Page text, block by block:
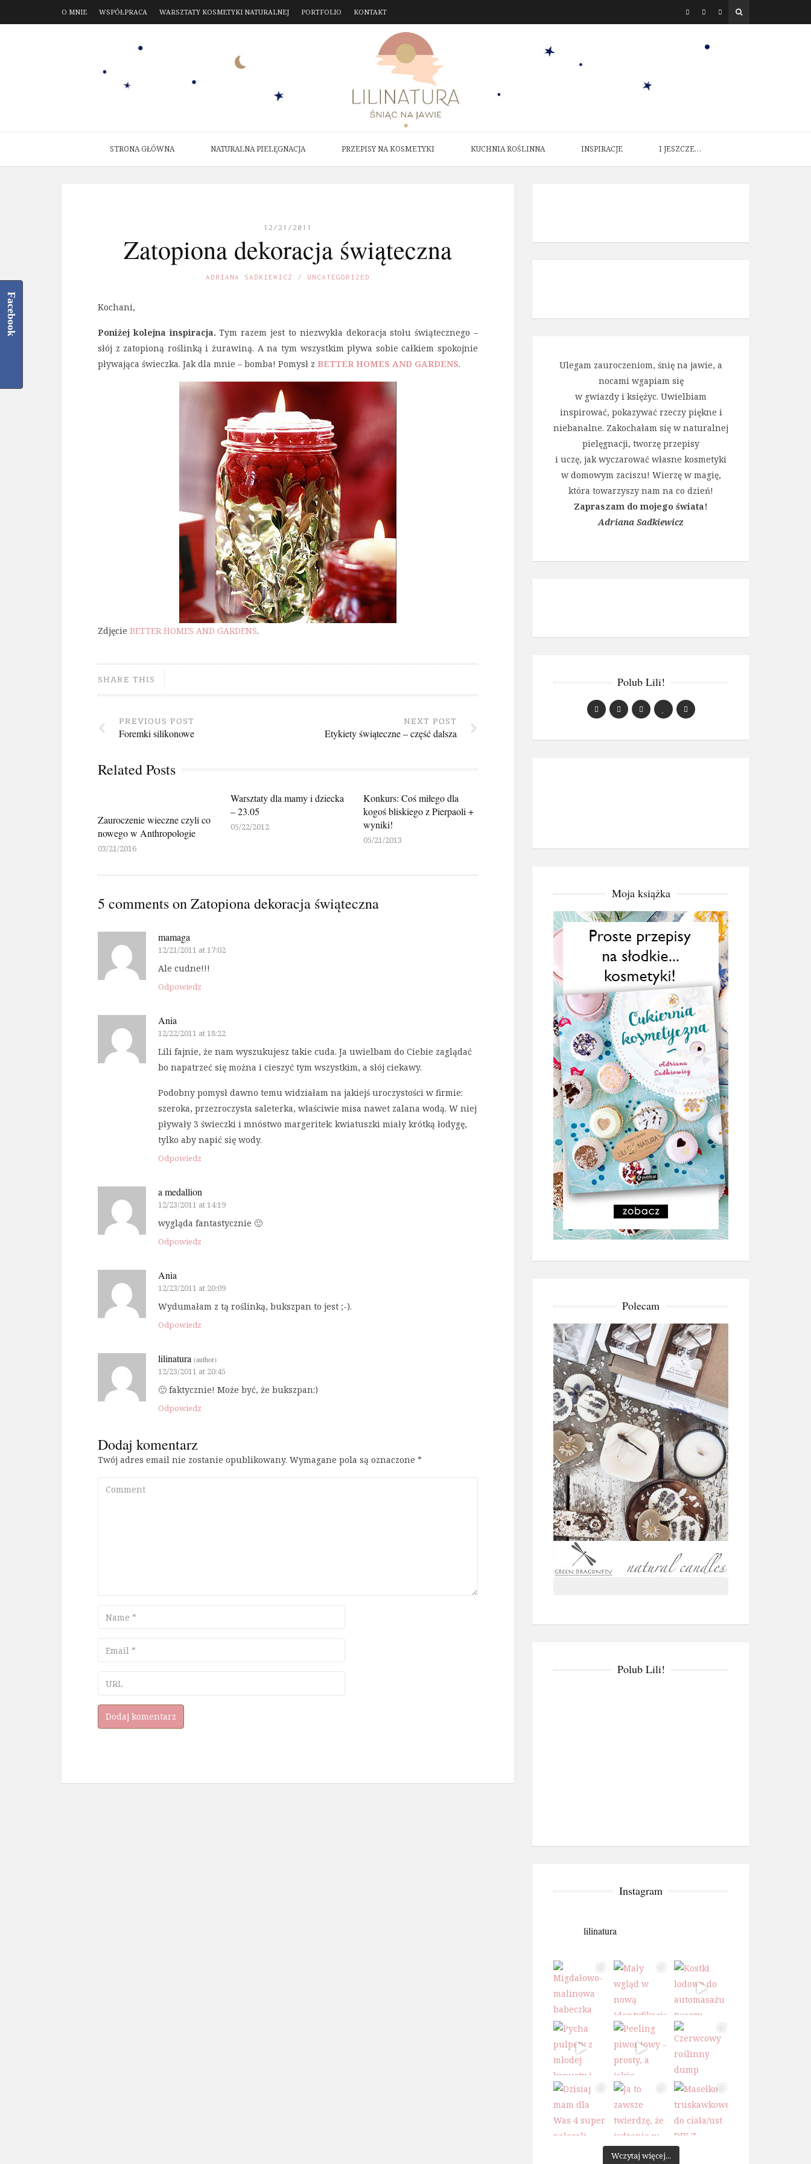
O MNIE WSPÓŁPRACA WARSZTATY KOSMETYKI NATURALNEJ PORTFOLIO KONTAKT
STRONA GŁÓWNA NATURALNA PIELĘGNACJA PRZEPISY NA KOSMETYKI KUCHNIA ROŚLINNA INSPIRACJE I JESZCZE…
12/21/2011
Zatopiona dekoracja świąteczna
ADRIANA SADKIEWICZ UNCATEGORIZED
Kochani,
Poniżej kolejna inspiracja. Tym razem jest to niezwykła dekoracja stołu świątecznego –
słój z zatopioną roślinką i żurawiną. A na tym wszystkim pływa sobie całkiem spokojnie
pływająca świeczka. Jak dla mnie – bomba! Pomysł z BETTER HOMES AND GARDENS.
Zdjęcie BETTER HOMES AND GARDENS.
SHARE THIS
PREVIOUS POST
Foremki silikonowe
NEXT POST
Etykiety świąteczne – część dalsza
Related Posts
Zauroczenie wieczne czyli co
nowego w Anthropologie
03/21/2016
Warsztaty dla mamy i dziecka
– 23.05
05/22/2012
Konkurs: Coś miłego dla
kogoś bliskiego z Pierpaoli +
wyniki!
05/21/2013
5 comments onZatopiona dekoracja świąteczna
mamaga
12/21/2011 at 17:02
Ale cudne!!!
Odpowiedz
Ania
12/22/2011 at 18:22
Lili fajnie, że nam wyszukujesz takie cuda. Ja uwielbam do Ciebie zaglądać
bo napatrzeć się można i cieszyć tym wszystkim, a słój ciekawy.
Podobny pomysł dawno temu widziałam na jakiejś uroczystości w firmie:
szeroka, przezroczysta saleterka, właściwie misa nawet zalana wodą. W niej
pływały 3 świeczki i mnóstwo margeritek: kwiatuszki miały krótką łodygę,
tylko aby napić się wody.
Odpowiedz
a medallion
12/23/2011 at 14:19
wygląda fantastycznie 🙂
Odpowiedz
Ania
12/23/2011 at 20:09
Wydumałam z tą roślinką, bukszpan to jest ;-).
Odpowiedz
lilinatura (author)
12/23/2011 at 20:45
🙂 faktycznie! Może być, że bukszpan:)
Odpowiedz
Dodaj komentarz
Twój adres email nie zostanie opublikowany. Wymagane pola są oznaczone *
Comment
Name
Email
URL
Ulegam zauroczeniom, śnię na jawie, a
nocami wgapiam się
w gwiazdy i księżyc. Uwielbiam
inspirować, pokazywać rzeczy piękne i
niebanalne. Zakochałam się w naturalnej
pielęgnacji, tworzę przepisy
i uczę, jak wyczarować własne kosmetyki
w domowym zaciszu! Wierzę w magię,
która towarzyszy nam na co dzień!
Zapraszam do mojego świata!
Adriana Sadkiewicz
Polub Lili!
Moja książka
Polecam
Polub Lili!
Instagram
lilinatura
Wczytaj więcej...
Facebook